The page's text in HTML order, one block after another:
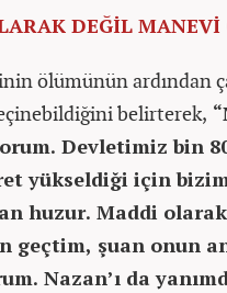
DEĞİL
ölümünün ardından
belirterek,
Devletimiz bin
yükseldiği için
huzur. Maddi
geçtim, şuan onun
Nazan’ı da